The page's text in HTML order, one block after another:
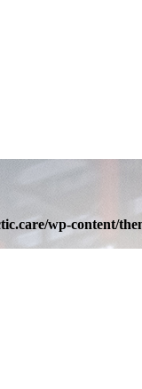
wp-content/